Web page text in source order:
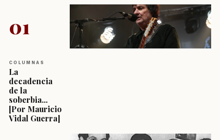
01
COLUMNAS
La
decadencia
de la
soberbia...
[Por Mauricio
Vidal Guerra]